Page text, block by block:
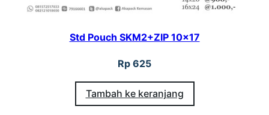
Std Pouch SKM2+ZIP 10×17
Rp 625
Tambah ke keranjang